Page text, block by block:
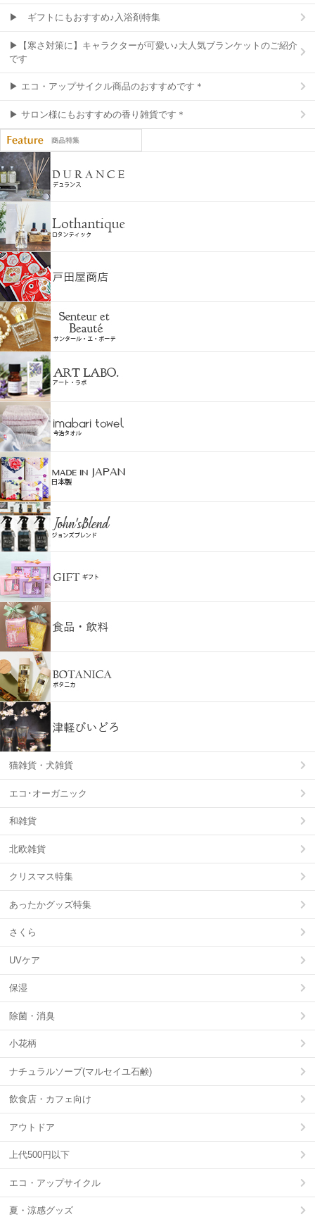
▶ ギフトにもおすすめ♪入浴剤特集
▶【寒さ対策に】キャラクターが可愛い♪大人気ブランケットのご紹介
です
▶ エコ・アップサイクル商品のおすすめです＊
▶ サロン様にもおすすめの香り雑貨です＊
猫雑貨・犬雑貨
エコ･オーガニック
和雑貨
北欧雑貨
クリスマス特集
あったかグッズ特集
さくら
UVケア
保湿
除菌・消臭
小花柄
ナチュラルソープ(マルセイユ石鹸)
飲食店・カフェ向け
アウトドア
上代500円以下
エコ・アップサイクル
夏・涼感グッズ